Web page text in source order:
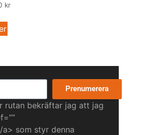
kr
Prenumerera
rutan bekräftar jag att jag
a> som styr denna